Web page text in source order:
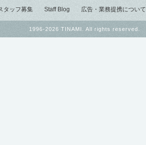
タッフ募集 Staff Blog 広告・業務提携について
1996-2026 TINAMI. All rights reserved.